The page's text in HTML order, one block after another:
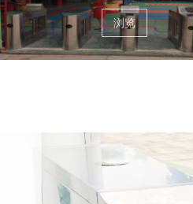
浏览